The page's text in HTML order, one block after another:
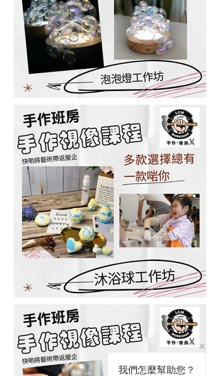
我們怎麼幫助您？